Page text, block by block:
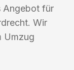
Angebot für
Wir
Umzug